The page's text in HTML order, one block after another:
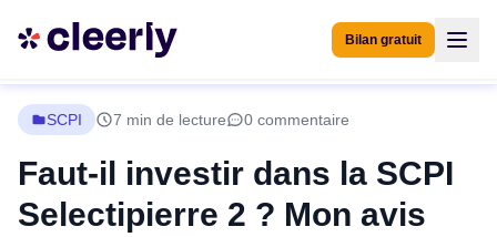
Bilan gratuit
SCPI 7 min de lecture 0 commentaire
Faut-il investir dans la SCPI
Selectipierre 2 ? Mon avis